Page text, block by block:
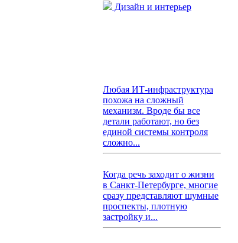
Дизайн и интерьер
Любая ИТ-инфраструктура
похожа на сложный
механизм. Вроде бы все
детали работают, но без
единой системы контроля
сложно...
Когда речь заходит о жизни
в Санкт-Петербурге, многие
сразу представляют шумные
проспекты, плотную
застройку и...